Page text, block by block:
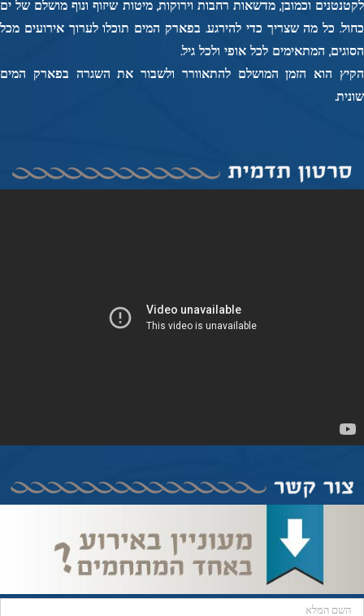
לקטנטנים וכמובן, מדשאות רחבות וירוקות, מיטות שיזוף ונוף מושלם של ים
כחול. כל מה שצריך כדי להירגע. בפארק המים תוכלו לערוך אירועים מכל
הסוגים, המתאימים לכל אופי ולכל גיל.
הקיץ הוא הזמן המושלם להתאוורר ולשבור את השגרה בפארק המים
שונית.